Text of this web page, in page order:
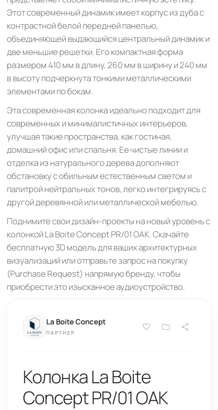
Этот современный динамик имеет корпус из дуба с
контрастной белой передней панелью,
объединяющей выдающийся центральный динамик и
две меньшие решетки. Его компактная форма
размером 410 мм в длину, 260 мм в ширину и 240 мм
в высоту подчеркнута тонкими металлическими
элементами по бокам.
Эта современная колонка идеально подходит для
современных и минималистичных интерьеров,
улучшая такие пространства, как гостиная,
домашний офис или спальня. Ее чистые линии и
отделка из натурального дерева дополняют
обстановку с обильным естественным светом и
палитрой нейтральных тонов, легко интегрируясь с
другой деревянной или металлической мебелью.
Поднимите свои дизайн-проекты на новый уровень с
колонкой La Boite Concept PR/01 OAK. Скачайте
бесплатную 3D модель для ваших архитектурных
визуализаций или отправьте запрос на покупку
(Purchase Request) напрямую бренду, чтобы
приобрести это изысканное аудиоустройство.
La Boite Concept
ПАРТНЕР
Колонка La Boite
Concept PR/01 OAK